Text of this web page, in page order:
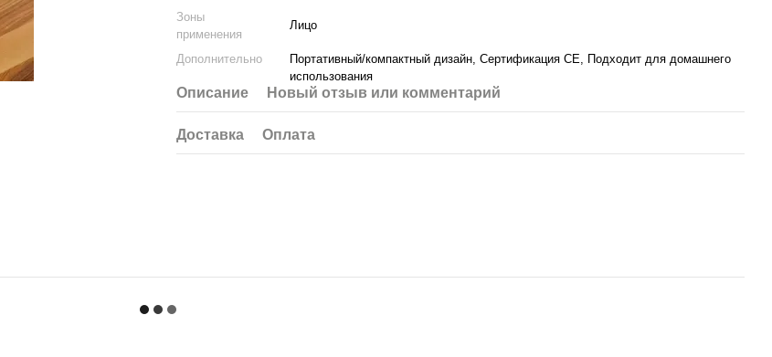
Зоны
применения
Лицо
Дополнительно
Портативный/компактный дизайн, Сертификация CE, Подходит для домашнего
использования
Описание Новый отзыв или комментарий
Доставка Оплата